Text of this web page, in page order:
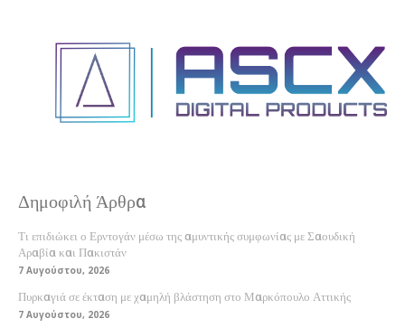
Δημοφιλή Άρθρα
Τι επιδιώκει ο Ερντογάν μέσω της αμυντικής συμφωνίας με Σαουδική
Αραβία και Πακιστάν
7 Αυγούστου, 2026
Πυρκαγιά σε έκταση με χαμηλή βλάστηση στο Μαρκόπουλο Αττικής
7 Αυγούστου, 2026